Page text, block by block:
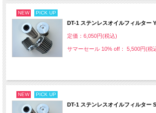
NEW PICK UP
DT-1 ステンレスオイルフィルター
定価：6,050円(税込)
サマーセール 10% off： 5,500円(税
NEW PICK UP
DT-1 ステンレスオイルフィルター